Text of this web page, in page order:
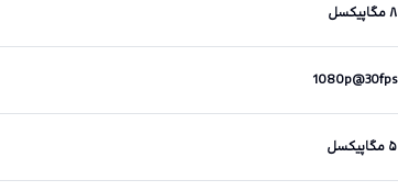
۸ مگاپیکسل
1080p@30fps
۵ مگاپیکسل